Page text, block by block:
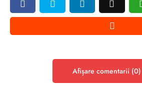
Afișare comentarii (0)